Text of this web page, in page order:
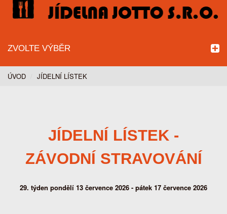
ZVOLTE VÝBĚR
ÚVOD JÍDELNÍ LÍSTEK
JÍDELNÍ LÍSTEK -
ZÁVODNÍ STRAVOVÁNÍ
29. týden pondělí 13 července 2026 - pátek 17 července 2026